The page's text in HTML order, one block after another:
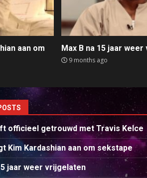
aan om
Max B na 15 jaar
9 months ago
officieel getrouwd met Travis Kelce
Kim Kardashian aan om sekstape
jaar weer vrijgelaten